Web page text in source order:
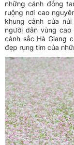
những cánh đồng
ruộng nơi cao
khung cảnh của
người dân vùng
cảnh sắc Hà Giang
đẹp rụng tim của